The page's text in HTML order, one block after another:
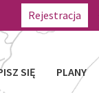
Rejestracja
SIĘ PLANY